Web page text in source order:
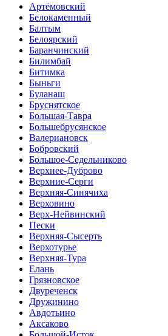
Артёмовский
Белокаменный
Балтым
Белоярский
Баранчинский
Билимбай
Битимка
Быньги
Буланаш
Бруснятское
Большая-Тавра
Большебрусянское
Валериановск
Бобровский
Большое-Седельниково
Верхнее-Дуброво
Верхние-Серги
Верхняя-Синячиха
Верховино
Верх-Нейвинский
Пески
Верхняя-Сысерть
Верхотурье
Верхняя-Тура
Елань
Грязновское
Двуреченск
Дружинино
Авдотьино
Аксаково